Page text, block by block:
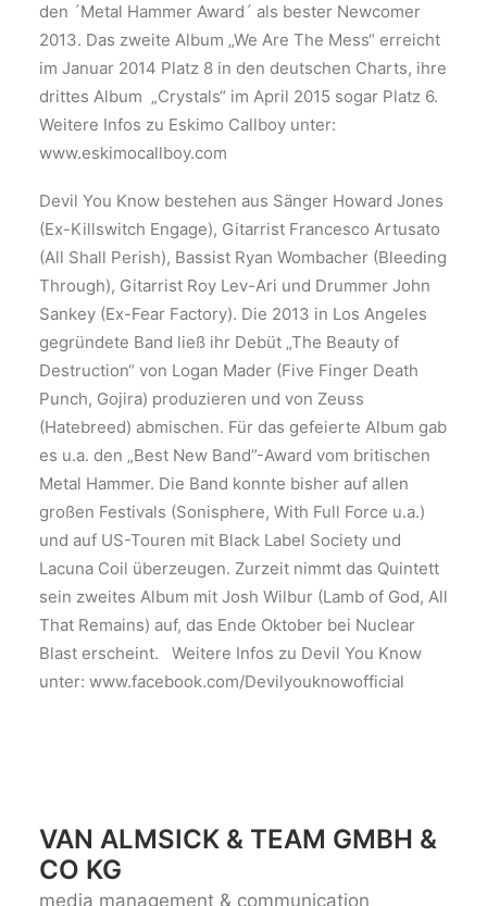
den ´Metal Hammer Award´ als bester Newcomer
2013. Das zweite Album „We Are The Mess“ erreicht
im Januar 2014 Platz 8 in den deutschen Charts, ihre
drittes Album „Crystals“ im April 2015 sogar Platz 6.
Weitere Infos zu Eskimo Callboy unter:
www.eskimocallboy.com
Devil You Know bestehen aus Sänger Howard Jones
(Ex-Killswitch Engage), Gitarrist Francesco Artusato
(All Shall Perish), Bassist Ryan Wombacher (Bleeding
Through), Gitarrist Roy Lev-Ari und Drummer John
Sankey (Ex-Fear Factory). Die 2013 in Los Angeles
gegründete Band ließ ihr Debüt „The Beauty of
Destruction“ von Logan Mader (Five Finger Death
Punch, Gojira) produzieren und von Zeuss
(Hatebreed) abmischen. Für das gefeierte Album gab
es u.a. den „Best New Band”-Award vom britischen
Metal Hammer. Die Band konnte bisher auf allen
großen Festivals (Sonisphere, With Full Force u.a.)
und auf US-Touren mit Black Label Society und
Lacuna Coil überzeugen. Zurzeit nimmt das Quintett
sein zweites Album mit Josh Wilbur (Lamb of God, All
That Remains) auf, das Ende Oktober bei Nuclear
Blast erscheint. Weitere Infos zu Devil You Know
unter: www.facebook.com/Devilyouknowofficial
VAN ALMSICK & TEAM GMBH &
CO KG
media management & communication